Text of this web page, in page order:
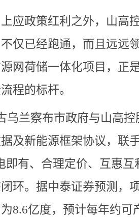
应政策红利之外，山高
仅已经跑通，而且远远
网荷储一体化项目，正
程的标杆。
乌兰察布市政府与山高控
及新能源框架协议，联
即有、合理定价、互惠互
环。据中泰证券预测，
8.6亿度，预计每年约可